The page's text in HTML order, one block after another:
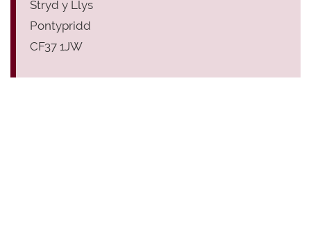
Stryd y Llys
Pontypridd
CF37 1JW